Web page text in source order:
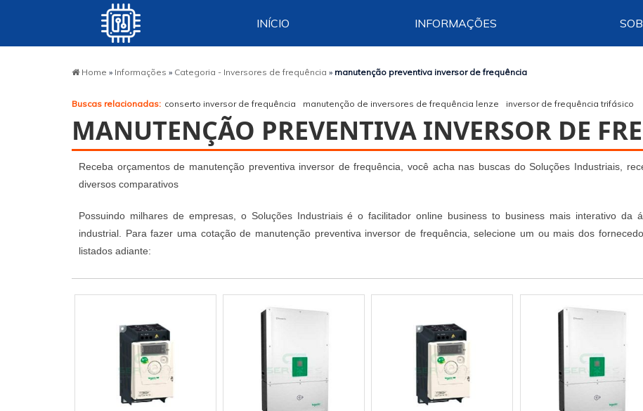
INÍCIO INFORMAÇÕES
Home » Informações » Categoria - Inversores de frequência » manutenção preventiva inversor de frequência
Buscas relacionadas: conserto inversor de frequência manutenção de inversores de frequência lenze inversor de frequência trifásico
MANUTENÇÃO PREVENTIVA INVERSOR DE
Receba orçamentos de manutenção preventiva inversor de frequência, você acha nas buscas do Soluções Industriais,
diversos comparativos
Possuindo milhares de empresas, o Soluções Industriais é o facilitador online business to business mais interativo da
industrial. Para fazer uma cotação de manutenção preventiva inversor de frequência, selecione um ou mais dos
listados adiante: